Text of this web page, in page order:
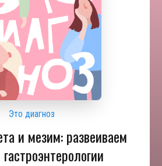
Это диагноз
и мезим: развеиваем